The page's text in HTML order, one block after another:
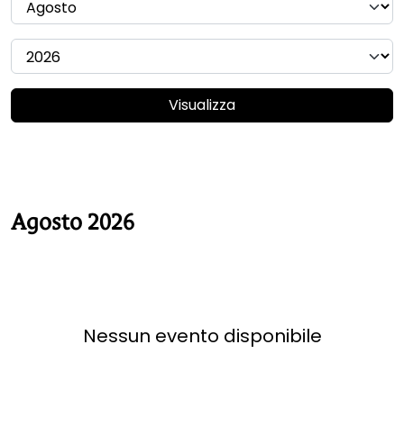
Visualizza
Agosto 2026
Nessun evento disponibile